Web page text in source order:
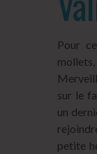
Pour
sur le
un
petite